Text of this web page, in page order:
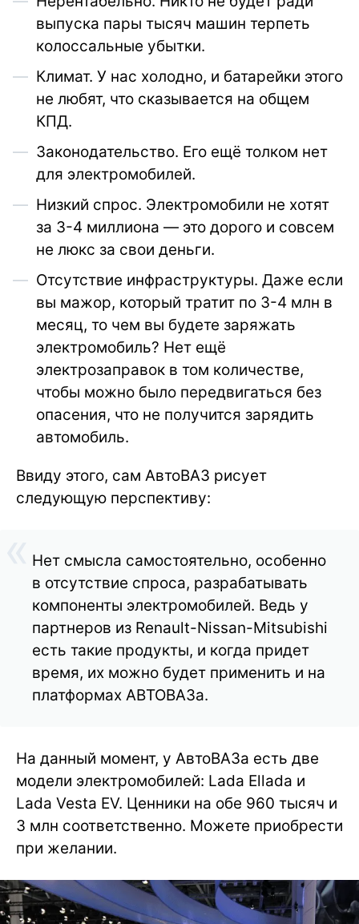
выпуска пары тысяч машин терпеть
колоссальные убытки.
Климат. У нас холодно, и батарейки этого
не любят, что сказывается на общем
КПД.
Законодательство. Его ещё толком нет
для электромобилей.
Низкий спрос. Электромобили не хотят
за 3-4 миллиона — это дорого и совсем
не люкс за свои деньги.
Отсутствие инфраструктуры. Даже если
вы мажор, который тратит по 3-4 млн в
месяц, то чем вы будете заряжать
электромобиль? Нет ещё
электрозаправок в том количестве,
чтобы можно было передвигаться без
опасения, что не получится зарядить
автомобиль.
Ввиду этого, сам АвтоВАЗ рисует
следующую перспективу:
Нет смысла самостоятельно, особенно
в отсутствие спроса, разрабатывать
компоненты электромобилей. Ведь у
партнеров из Renault-Nissan-Mitsubishi
есть такие продукты, и когда придет
время, их можно будет применить и на
платформах АВТОВАЗа.
На данный момент, у АвтоВАЗа есть две
модели электромобилей: Lada Ellada и
Lada Vesta EV. Ценники на обе 960 тысяч и
3 млн соответственно. Можете приобрести
при желании.